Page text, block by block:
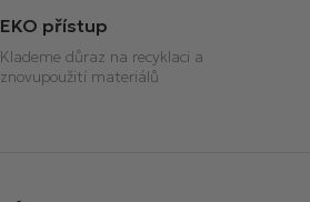
EKO přístup
Klademe důraz na recyklaci a
znovupoužití materiálů